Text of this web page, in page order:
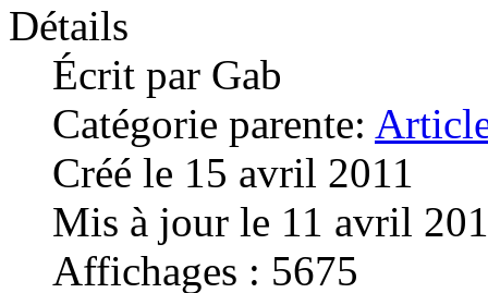
Détails
Écrit par Gab
Catégorie parente:
Créé le 15 avril 2011
Mis à jour le 11 avril
Affichages : 5675